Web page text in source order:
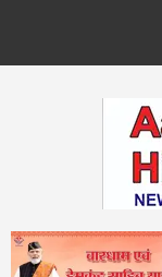
content